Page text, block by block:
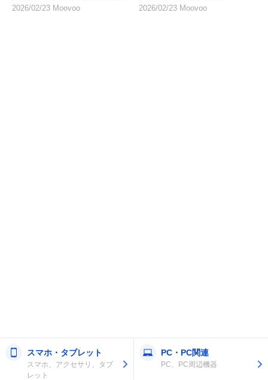
を紹介
2026/02/23 Moovoo
2026/02/23 Moovoo
スマホ・タブレット
スマホ、アクセサリ、タブ
レット
PC・PC関連
PC、PC周辺機器